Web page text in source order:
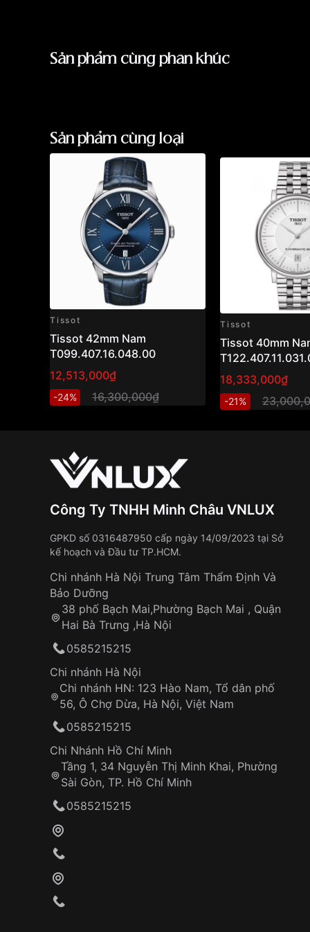
Sản phẩm cùng phân khúc
Sản phẩm cùng loại
Tissot
Tissot 42mm Nam
T099.407.16.048.00
12,513,000₫
-24% 16,300,000₫
Tissot
Tissot 40mm
18,333,000₫
-21%
Công Ty TNHH Minh Châu VNLUX
GPKD số 0316487950 cấp ngày 14/09/2023 tại Sở
kế hoạch và Đầu tư TP.HCM.
Chi nhánh Hà Nội Trung Tâm Thẩm Định Và
Bảo Dưỡng
38 phố Bạch Mai,Phường Bạch Mai , Quận
Hai Bà Trưng ,Hà Nội
0585215215
Chi nhánh Hà Nội
Chi nhánh HN: 123 Hào Nam, Tổ dân phố
56, Ô Chợ Dừa, Hà Nội, Việt Nam
0585215215
Chi Nhánh Hồ Chí Minh
Tầng 1, 34 Nguyễn Thị Minh Khai, Phường
Sài Gòn, TP. Hồ Chí Minh
0585215215